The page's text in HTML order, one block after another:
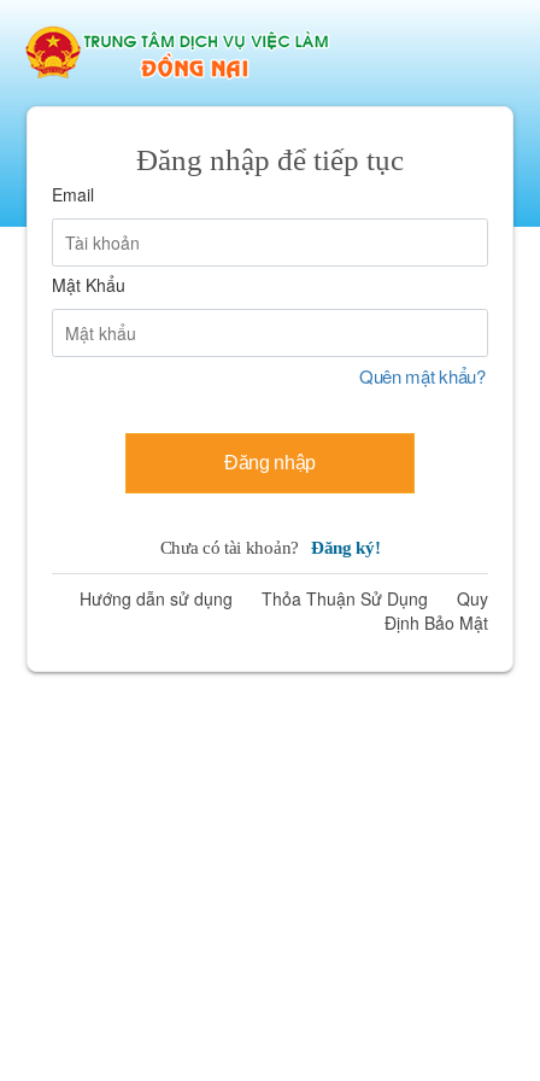
Đăng nhập để tiếp tục
Email
Mật Khẩu
Quên mật khẩu?
Đăng nhập
Chưa có tài khoản? Đăng ký!
Hướng dẫn sử dụng Thỏa Thuận Sử Dụng
Quy
Định Bảo Mật